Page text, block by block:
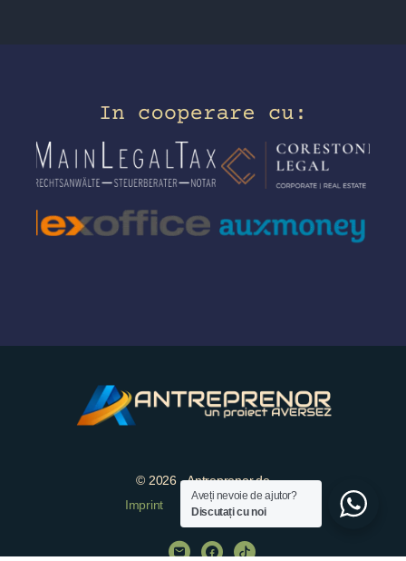
© 2026 - Antreprenor.de
Imprint
Protectia datelor
Aveți nevoie de ajutor?
Discutați cu noi